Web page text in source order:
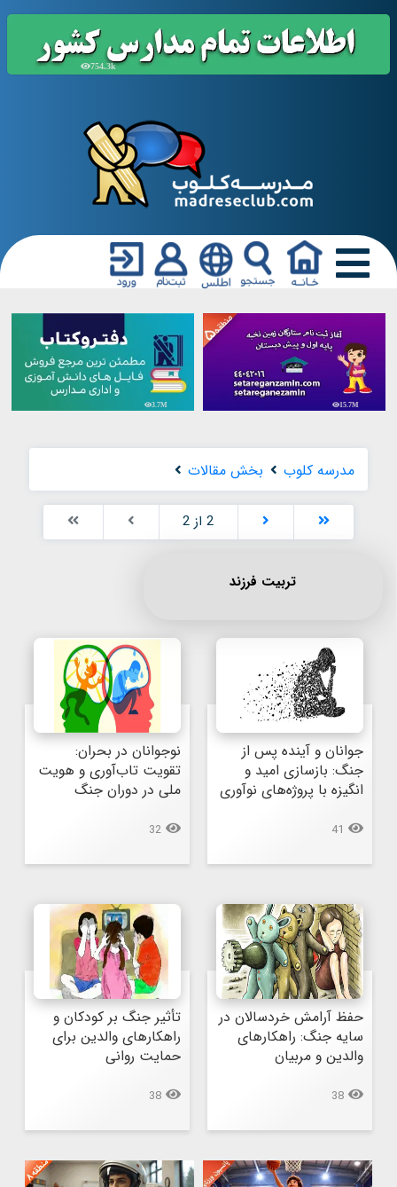
754.3k
15.7M
3.7M
مدرسه کلوب بخش مقالات
2 از 2
تربیت فرزند
انگیزه با پروژه‌های نوآوری
41
نوجوانان در بحران:
ملی در دوران جنگ
32
سایه جنگ: راهکارهای
والدین و مربیان
38
راهکارهای والدین برای
حمایت روانی
38